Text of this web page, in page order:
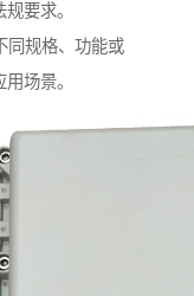
要求。
同规格、功能或
场景。